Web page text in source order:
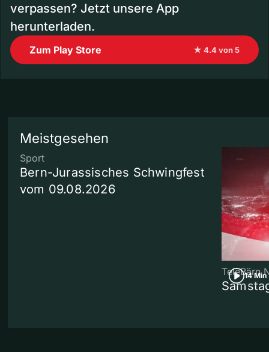
verpassen? Jetzt unsere App
herunterladen.
Zum Play Store ★ 4.4 von 5
Meistgesehen
Sport
Bern-Jurassisches Schwingfest
vom 09.08.2026
14 Min
TeleBärn